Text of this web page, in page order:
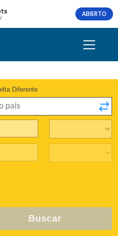
ABIERTO
Diferente
Buscar